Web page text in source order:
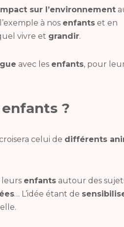
sur l’environnement
à nos enfants et en
vivre et grandir.
avec les enfants, pour
?
celui de différents
leurs enfants autour des
… L’idée étant de